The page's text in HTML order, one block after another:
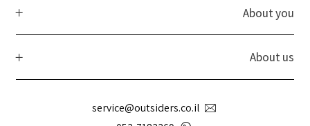
About you
About us
service@outsiders.co.il